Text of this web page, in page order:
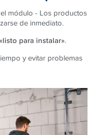
módulo - Los productos
de inmediato.
para instalar».
y evitar problemas